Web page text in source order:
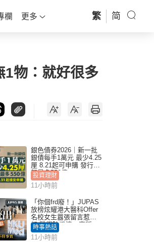
欄 更多 繁 简
1物：就好很多
銀色債券2026｜新一批
銀債每手1萬元 最少4.25
厘 8.21起可申購 發行金
額最多550億
投資理財
11小時前
「你個frd廢！」JUPAS
放榜炫耀港大醫科Offer
名校女生囂張留言惹眾
怒 醫學院澄清：宣稱
「40.5分獲錄取」不符事
實｜Juicy叮
時事熱話
11小時前